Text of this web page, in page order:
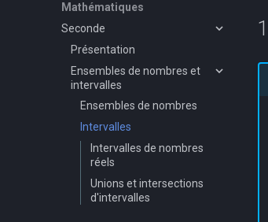
Mathématiques
Seconde
Présentation
Ensembles de nombres et
intervalles
Ensembles de nombres
Intervalles
Intervalles de nombres
réels
Unions et intersections
d'intervalles